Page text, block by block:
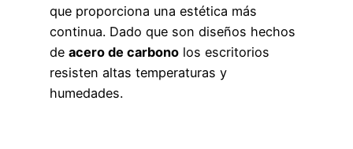
que proporciona una estética más
continua. Dado que son diseños hechos
de acero de carbonolos escritorios
resisten altas temperaturas y
humedades.